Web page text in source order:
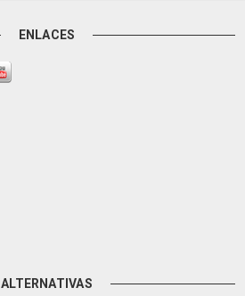
ENLACES
ALTERNATIVAS